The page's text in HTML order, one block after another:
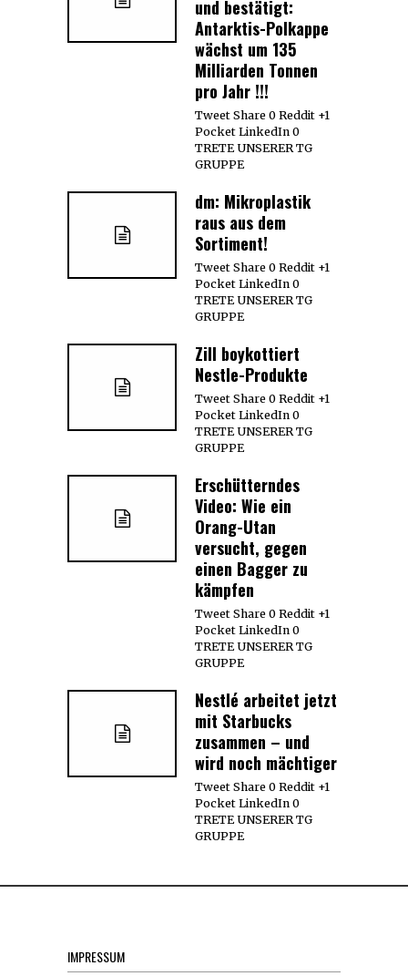
und bestätigt:
Antarktis-Polkappe
wächst um 135
Milliarden Tonnen
pro Jahr !!!
Tweet Share 0 Reddit +1
Pocket LinkedIn 0
TRETE UNSERER TG
GRUPPE
dm: Mikroplastik
raus aus dem
Sortiment!
Tweet Share 0 Reddit +1
Pocket LinkedIn 0
TRETE UNSERER TG
GRUPPE
Zill boykottiert
Nestle-Produkte
Tweet Share 0 Reddit +1
Pocket LinkedIn 0
TRETE UNSERER TG
GRUPPE
Erschütterndes
Video: Wie ein
Orang-Utan
versucht, gegen
einen Bagger zu
kämpfen
Tweet Share 0 Reddit +1
Pocket LinkedIn 0
TRETE UNSERER TG
GRUPPE
Nestlé arbeitet jetzt
mit Starbucks
zusammen – und
wird noch mächtiger
Tweet Share 0 Reddit +1
Pocket LinkedIn 0
TRETE UNSERER TG
GRUPPE
IMPRESSUM